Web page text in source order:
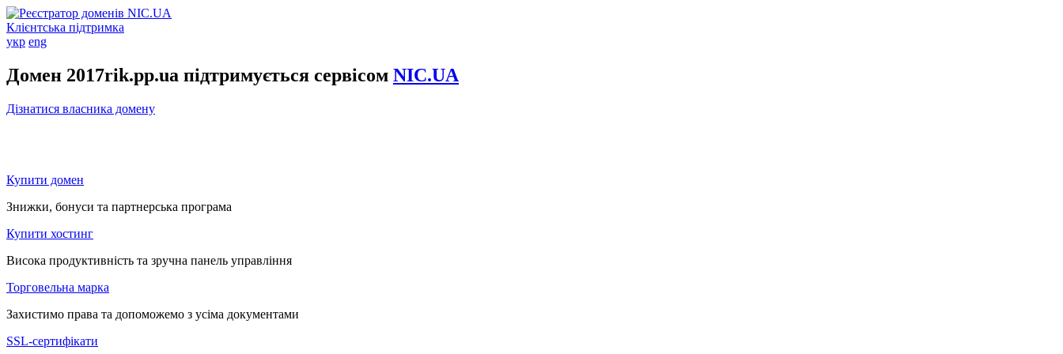
Клієнтська підтримка
укр eng
Домен 2017rik.pp.ua підтримується сервісом NIC.UA
Дізнатися власника домену
Купити домен
Знижки, бонуси та партнерська програма
Купити хостинг
Висока продуктивність та зручна панель управління
Торговельна марка
Захистимо права та допоможемо з усіма документами
SSL-сертифікати